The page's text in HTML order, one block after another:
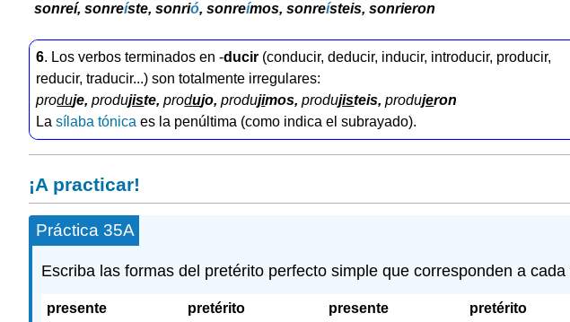
sonreí, sonreíste, sonrió, sonreímos, sonreísteis, sonrieron
6. Los verbos terminados en -ducir (conducir, deducir, inducir, introducir, producir,
reducir, traducir...) son totalmente irregulares:
produje,produjiste,produjo,produjimos,produjisteis,produjeron
Lasílaba tónica es la penúltima (como indica el subrayado).
¡A practicar!
Práctica 35A
Escriba las formas del pretérito perfecto simple que corresponden a
presente pretérito presente pretérito